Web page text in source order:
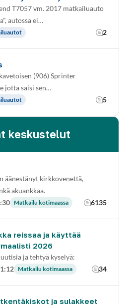
T7057 vm. 2017 matkailuauto
autossa ei…
2
(906) Sprinter
jotta saisi sen…
5
keskustelut
äänestänyt kirkkovenettä,
akuankkaa.
Matkailu kotimaassa 6135
reissaa ja käyttää
2026
ja tehtyä kyselyä:
Matkailu kotimaassa 34
ja sulakkeet